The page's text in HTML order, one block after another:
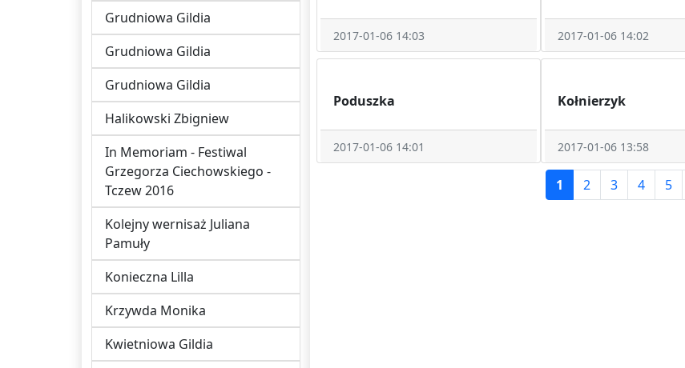
Grudniowa Gildia
Grudniowa Gildia
Grudniowa Gildia
Halikowski Zbigniew
In Memoriam - Festiwal
Grzegorza Ciechowskiego -
Tczew 2016
Kolejny wernisaż Juliana
Pamuły
Konieczna Lilla
Krzywda Monika
Kwietniowa Gildia
2017-01-06 14:03 2017-01-06 14:02
Poduszka
2017-01-06 14:01
Kołnierzyk
2017-01-06 13:58
1 2 3 4 5